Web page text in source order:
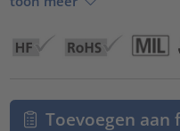
Toevoegen aan